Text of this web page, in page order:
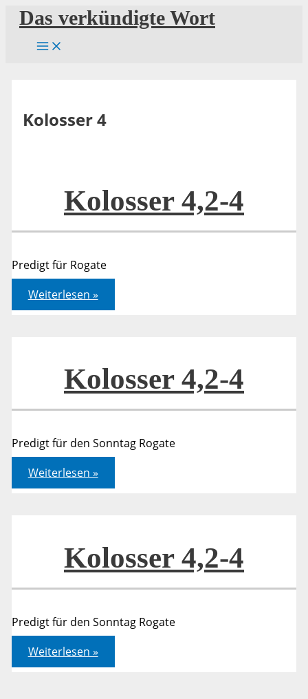
Zum
Inhalt
springen
Das verkündigte Wort
Kolosser 4
Kolosser 4,2-4
Predigt für Rogate
Kolosser
4,2-
4
Weiterlesen »
Kolosser 4,2-4
Predigt für den Sonntag Rogate
Kolosser
4,2-
4
Weiterlesen »
Kolosser 4,2-4
Predigt für den Sonntag Rogate
Kolosser
4,2-
4
Weiterlesen »